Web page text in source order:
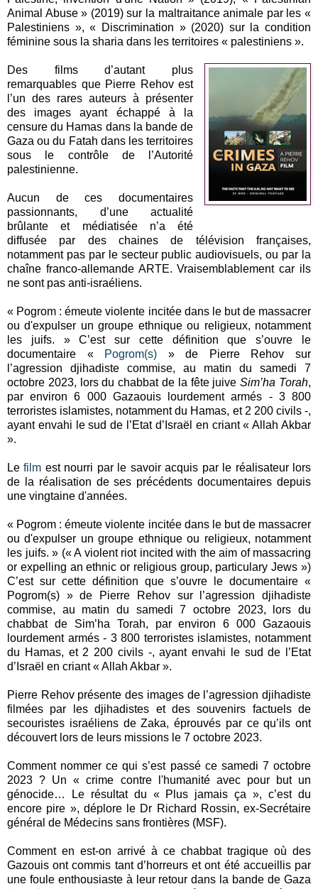
Animal Abuse » (2019) sur la maltraitance animale par les «
Palestiniens », « Discrimination » (2020) sur la condition
féminine sous la sharia dans les territoires « palestiniens ».
Des films d’autant plus
remarquables que Pierre Rehov est
l’un des rares auteurs à présenter
des images ayant échappé à la
censure du Hamas dans la bande de
Gaza ou du Fatah dans les territoires
sous le contrôle de l’Autorité
palestinienne.
Aucun de ces documentaires
passionnants, d’une actualité
brûlante et médiatisée n’a été
diffusée par des chaines de télévision françaises,
notamment pas par le secteur public audiovisuels, ou par la
chaîne franco-allemande ARTE. Vraisemblablement car ils
ne sont pas anti-israéliens.
« Pogrom : émeute violente incitée dans le but de massacrer
ou d'expulser un groupe ethnique ou religieux, notamment
les juifs. » C’est sur cette définition que s’ouvre le
documentaire «
Pogrom(s) » de Pierre Rehov sur
l’agression djihadiste commise, au matin du samedi 7
octobre 2023, lors du chabbat de la fête juiveSim’ha Torah,
par environ 6 000 Gazaouis lourdement armés - 3 800
terroristes islamistes, notamment du Hamas, et 2 200 civils -,
ayant envahi le sud de l’Etat d’Israël en criant « Allah Akbar
».
Lefilm est nourri par le savoir acquis par le réalisateur lors
de la réalisation de ses précédents documentaires depuis
une vingtaine d'années.
« Pogrom : émeute violente incitée dans le but de massacrer
ou d'expulser un groupe ethnique ou religieux, notamment
les juifs. » (« A violent riot incited with the aim of massacring
or expelling an ethnic or religious group, particulary Jews »)
C’est sur cette définition que s’ouvre le documentaire «
Pogrom(s) » de Pierre Rehov sur l’agression djihadiste
commise, au matin du samedi 7 octobre 2023, lors du
chabbat de Sim’ha Torah, par environ 6 000 Gazaouis
lourdement armés - 3 800 terroristes islamistes, notamment
du Hamas, et 2 200 civils -, ayant envahi le sud de l’Etat
d’Israël en criant « Allah Akbar ».
Pierre Rehov présente des images de l’agression djihadiste
filmées par les djihadistes et des souvenirs factuels de
secouristes israéliens de Zaka, éprouvés par ce qu’ils ont
découvert lors de leurs missions le 7 octobre 2023.
Comment nommer ce qui s’est passé ce samedi 7 octobre
2023 ? Un « crime contre l'humanité avec pour but un
génocide… Le résultat du « Plus jamais ça », c’est du
encore pire », déplore le Dr Richard Rossin, ex-Secrétaire
général de Médecins sans frontières (MSF).
Comment en est-on arrivé à ce chabbat tragique où des
Gazouis ont commis tant d’horreurs et ont été accueillis par
une foule enthousiaste à leur retour dans la bande de Gaza